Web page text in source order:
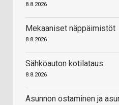
8.8.2026
Mekaaniset näppäimistöt
8.8.2026
Sähköauton kotilataus
8.8.2026
Asunnon ostaminen ja